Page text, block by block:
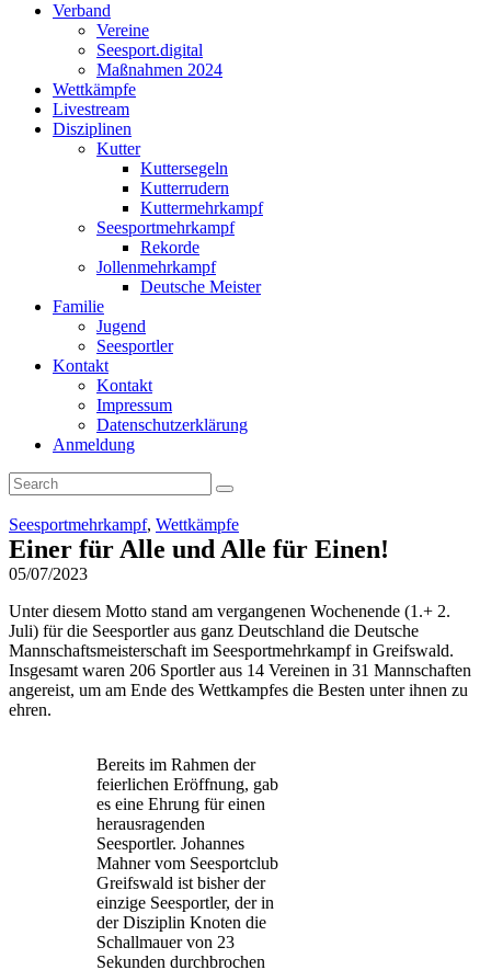
Verband
Vereine
Seesport.digital
Maßnahmen 2024
Wettkämpfe
Livestream
Disziplinen
Kutter
Kuttersegeln
Kutterrudern
Kuttermehrkampf
Seesportmehrkampf
Rekorde
Jollenmehrkampf
Deutsche Meister
Familie
Jugend
Seesportler
Kontakt
Kontakt
Impressum
Datenschutzerklärung
Anmeldung
Seesportmehrkampf, Wettkämpfe
Einer für Alle und Alle für Einen!
05/07/2023
Unter diesem Motto stand am vergangenen Wochenende (1.+ 2.
Juli) für die Seesportler aus ganz Deutschland die Deutsche
Mannschaftsmeisterschaft im Seesportmehrkampf in Greifswald.
Insgesamt waren 206 Sportler aus 14 Vereinen in 31 Mannschaften
angereist, um am Ende des Wettkampfes die Besten unter ihnen zu
ehren.
Bereits im Rahmen der
feierlichen Eröffnung, gab
es eine Ehrung für einen
herausragenden
Seesportler. Johannes
Mahner vom Seesportclub
Greifswald ist bisher der
einzige Seesportler, der in
der Disziplin Knoten die
Schallmauer von 23
Sekunden durchbrochen